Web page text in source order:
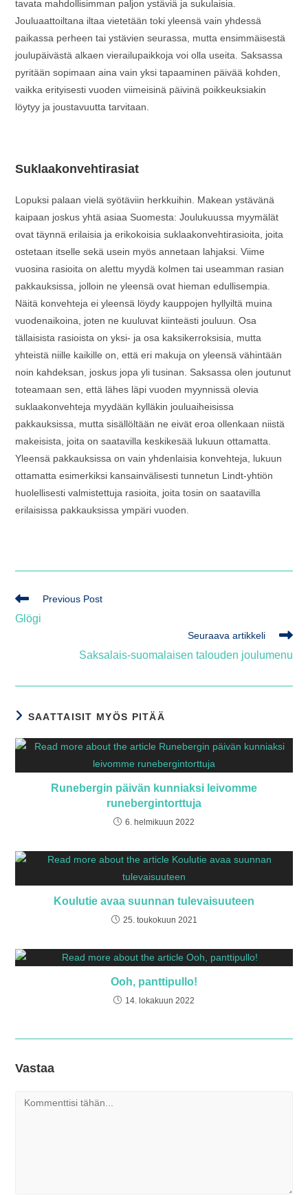
tavata mahdollisimman paljon ystäviä ja sukulaisia.
Jouluaattoiltana iltaa vietetään toki yleensä vain yhdessä
paikassa perheen tai ystävien seurassa, mutta ensimmäisestä
joulupäivästä alkaen vierailupaikkoja voi olla useita. Saksassa
pyritään sopimaan aina vain yksi tapaaminen päivää kohden,
vaikka erityisesti vuoden viimeisinä päivinä poikkeuksiakin
löytyy ja joustavuutta tarvitaan.
Suklaakonvehtirasiat
Lopuksi palaan vielä syötäviin herkkuihin. Makean ystävänä
kaipaan joskus yhtä asiaa Suomesta: Joulukuussa myymälät
ovat täynnä erilaisia ja erikokoisia suklaakonvehtirasioita, joita
ostetaan itselle sekä usein myös annetaan lahjaksi. Viime
vuosina rasioita on alettu myydä kolmen tai useamman rasian
pakkauksissa, jolloin ne yleensä ovat hieman edullisempia.
Näitä konvehteja ei yleensä löydy kauppojen hyllyiltä muina
vuodenaikoina, joten ne kuuluvat kiinteästi jouluun. Osa
tällaisista rasioista on yksi- ja osa kaksikerroksisia, mutta
yhteistä niille kaikille on, että eri makuja on yleensä vähintään
noin kahdeksan, joskus jopa yli tusinan. Saksassa olen joutunut
toteamaan sen, että lähes läpi vuoden myynnissä olevia
suklaakonvehteja myydään kylläkin jouluaiheisissa
pakkauksissa, mutta sisällöltään ne eivät eroa ollenkaan niistä
makeisista, joita on saatavilla keskikesää lukuun ottamatta.
Yleensä pakkauksissa on vain yhdenlaisia konvehteja, lukuun
ottamatta esimerkiksi kansainvälisesti tunnetun Lindt-yhtiön
huolellisesti valmistettuja rasioita, joita tosin on saatavilla
erilaisissa pakkauksissa ympäri vuoden.
Lue
artikkeleita
Previous Post
Glögi
Seuraava artikkeli
Saksalais-suomalaisen talouden joulumenu
SAATTAISIT MYÖS PITÄÄ
Runebergin päivän kunniaksi leivomme
runebergintorttuja
6. helmikuun 2022
Koulutie avaa suunnan tulevaisuuteen
25. toukokuun 2021
Ooh, panttipullo!
14. lokakuun 2022
Vastaa
Kommentti